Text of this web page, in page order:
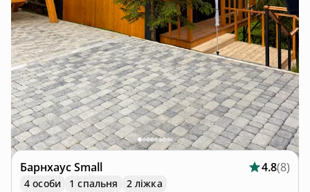
БарнхаусSmall 4.8(8)
4 особи 1 спальня 2 ліжка